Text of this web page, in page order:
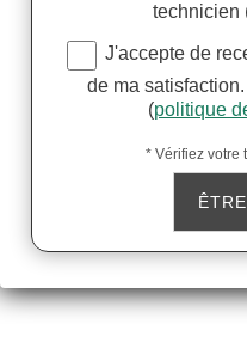
technicien
J'accepte de
de ma
(politique
* Vérifiez votre